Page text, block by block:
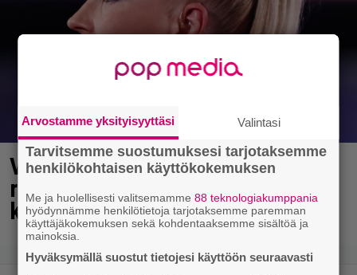
Vappu Pimiä sai huonoa palvelua
ravintolassa – pettyi siellä
kahteen asiaan
Arvostamme yksityisyyttäsi Valintasi
Tarvitsemme suostumuksesi tarjotaksemme
henkilökohtaisen käyttökokemuksen
Me ja huolellisesti valitsemamme88 teknologiakumppania
hyödynnämme henkilötietoja tarjotaksemme paremman
käyttäjäkokemuksen sekä kohdentaaksemme sisältöä ja
mainoksia.
Hyväksymällä suostut tietojesi käyttöön seuraavasti